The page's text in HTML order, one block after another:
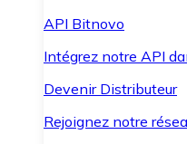
API Bitnovo
Intégrez notre API
Devenir Distributeur
Rejoignez notre